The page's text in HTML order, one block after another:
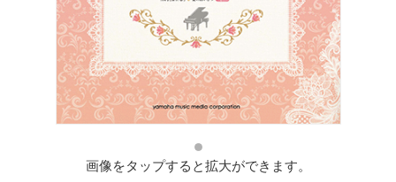
画像をタップすると拡大ができます。